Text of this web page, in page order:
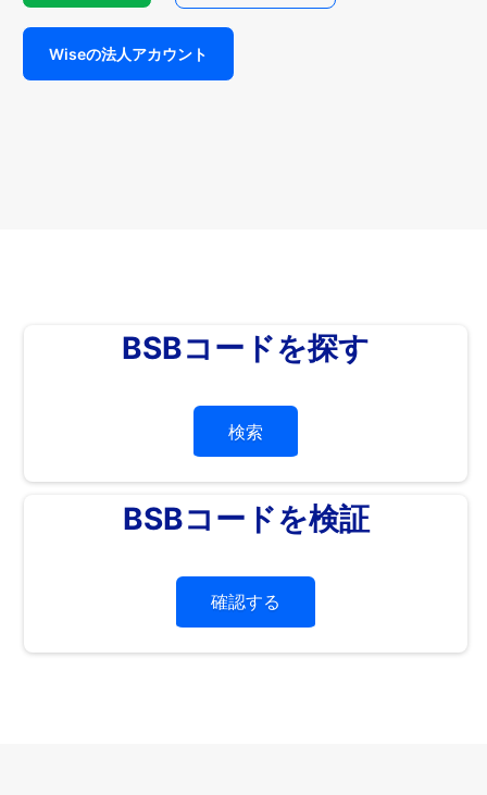
Wiseの法人アカウント
BSBコードを探す
検索
BSBコードを検証
確認する